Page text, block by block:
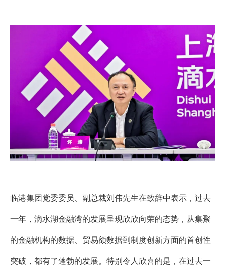
临港集团党委委员、副总裁刘伟先生在致辞中表示，过去
一年， 滴水湖金融湾的发展呈现欣欣向荣的态势，从集聚
的金融机构的数据、贸易额数据到制度创新方面的首创性
突破 ，都有了蓬勃的发展。特别令人欣喜的是，在过去一